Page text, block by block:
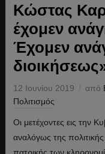
Κώστας
έχομεν
Έχομεν
12 Ιουνίου 2019 από
Πολιτισμός
Οι μετέχοντες εις την
αναλόγως της